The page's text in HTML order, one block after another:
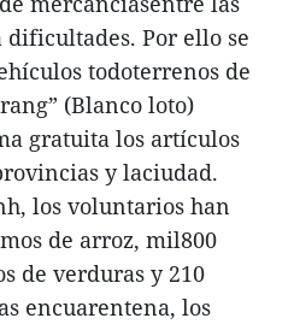
Por ello se
todoterrenos de
(Blanco loto)
gratuita los artículos
y laciudad.
los voluntarios han
de arroz, mil800
de verduras y 210
encuarentena, los